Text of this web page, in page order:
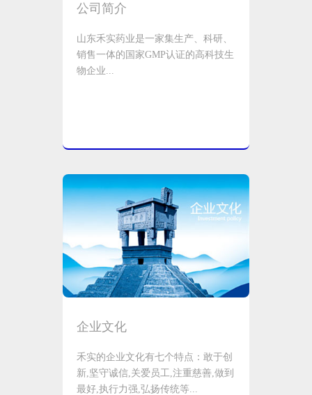
公司简介
山东禾实药业是一家集生产、科研、
销售一体的国家GMP认证的高科技生
物企业...
企业文化
禾实的企业文化有七个特点：敢于创
新,坚守诚信,关爱员工,注重慈善,做到
最好,执行力强,弘扬传统等...